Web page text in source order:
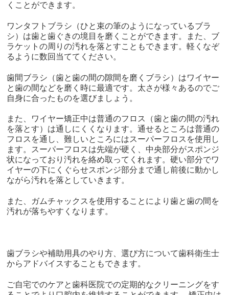
くことができます。
ワンタフトブラシ（ひと束の筆のようになっているブラ
シ）は歯と歯ぐきの境目を磨くことができます。また、ブ
ラケットの周りの汚れを落とすこともできます。軽くなぞ
るように数回当ててください。
歯間ブラシ（歯と歯の間の隙間を磨くブラシ）はワイヤー
と歯の間などを磨く時に最適です。太さが様々あるのでご
自身に合ったものを選びましょう。
また、ワイヤー矯正中は普通のフロス（歯と歯の間の汚れ
を落とす）は通しにくくなります。通せるところは普通の
フロスを通し、難しいところにはスーパーフロスを使用し
ます。スーパーフロスは先端が硬く、中央部分がスポンジ
状になっており汚れを絡め取ってくれます。硬い部分でワ
イヤーの下にくぐらせスポンジ部分まで通し前後に動かし
ながら汚れを落としていきます。
また、ガムチャックスを使用することにより歯と歯の間を
汚れが落ちやすくなります。
歯ブラシや補助用具のやり方、選び方について歯科衛生士
からアドバイスすることもできます。
ご自宅でのケアと歯科医院での定期的なクリーニングをす